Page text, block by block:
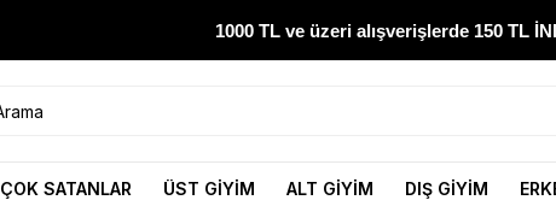
1000 TL ve üzeri alışverişlerde 150 TL
ÇOK SATANLAR ÜST GİYİM ALT GİYİM DIŞ GİYİM